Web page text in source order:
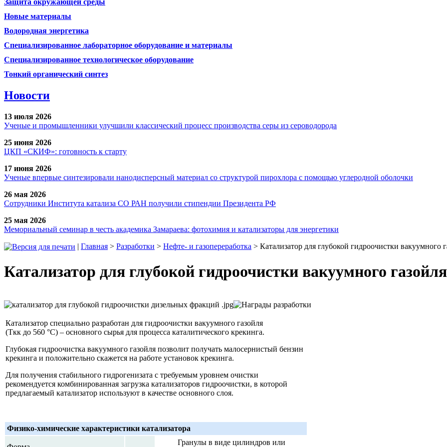
Защита окружающей среды
Новые материалы
Водородная энергетика
Специализированное лабораторное оборудование и материалы
Специализированное технологическое оборудование
Тонкий органический синтез
Новости
13 июля 2026
Ученые и промышленники улучшили классический процесс производства серы из сероводорода
25 июня 2026
ЦКП «СКИФ»: готовность к старту
17 июня 2026
Ученые впервые синтезировали нанодисперсный материал со структурой пирохлора с помощью углеродной оболочки
26 мая 2026
Сотрудники Института катализа СО РАН получили стипендии Президента РФ
25 мая 2026
Мемориальный семинар в честь академика Замараева: фотохимия и катализаторы для энергетики
| Главная > Разработки > Нефте- и газопереработка > Катализатор для глубокой гидроочистки вакуумного
Катализатор для глубокой гидроочистки вакуумного газойля
Катализатор специально разработан для гидроочистки вакуумного газойля
(Ткк до 560 °С) – основного сырья для процесса каталитического крекинга.
Глубокая гидроочистка вакуумного газойля позволит получать малосернистый бензин
крекинга и положительно скажется на работе установок крекинга.
Для получения стабильного гидрогенизата с требуемым уровнем очистки
рекомендуется комбинированная загрузка катализаторов гидроочистки, в которой
предлагаемый катализатор используют в качестве основного слоя.
Физико-химические характеристики катализатора
Гранулы в виде цилиндров или